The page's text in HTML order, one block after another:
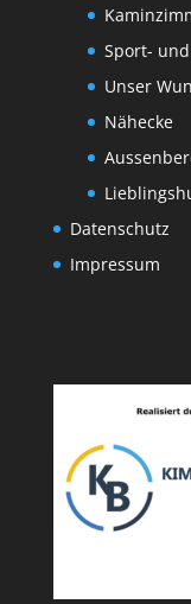
Sport-
Unser
Nähecke
Datenschutz
Impressum